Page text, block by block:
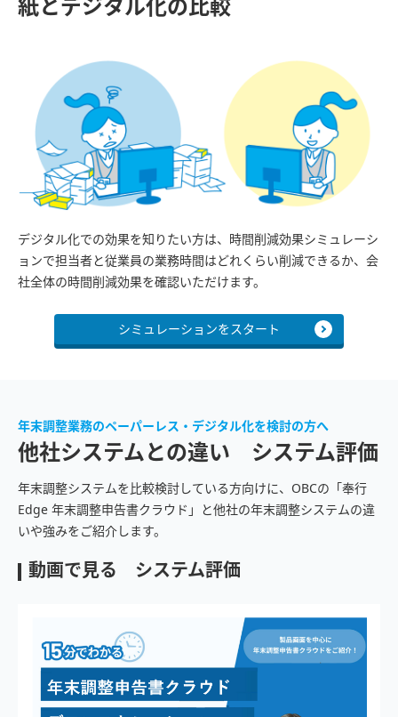
紙とデジタル化の比較
デジタル化での効果を知りたい方は、時間削減効果シミュレーシ
ョンで担当者と従業員の業務時間はどれくらい削減できるか、会
社全体の時間削減効果を確認いただけます。
シミュレーションをスタート
年末調整業務のペーパーレス・デジタル化を検討の方へ
他社システムとの違い システム評価
年末調整システムを比較検討している方向けに、OBCの「奉行
Edge 年末調整申告書クラウド」と他社の年末調整システムの違
いや強みをご紹介します。
動画で見る システム評価